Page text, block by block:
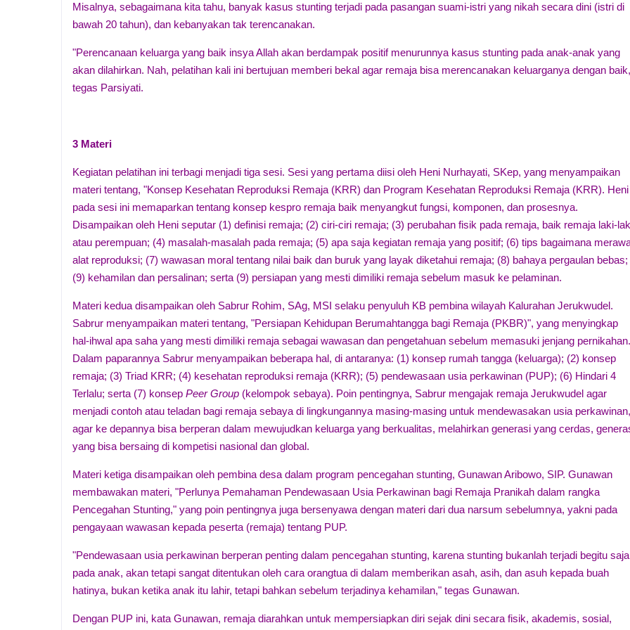
Misalnya, sebagaimana kita tahu, banyak kasus stunting terjadi pada pasangan suami-istri yang nikah secara dini (istri di
bawah 20 tahun), dan kebanyakan tak terencanakan.
"Perencanaan keluarga yang baik insya Allah akan berdampak positif menurunnya kasus stunting pada anak-anak yang
akan dilahirkan. Nah, pelatihan kali ini bertujuan memberi bekal agar remaja bisa merencanakan keluarganya dengan
tegas Parsiyati.
3 Materi
Kegiatan pelatihan ini terbagi menjadi tiga sesi. Sesi yang pertama diisi oleh Heni Nurhayati, SKep, yang menyampaikan
materi tentang, "Konsep Kesehatan Reproduksi Remaja (KRR) dan Program Kesehatan Reproduksi Remaja (KRR). Heni
pada sesi ini memaparkan tentang konsep kespro remaja baik menyangkut fungsi, komponen, dan prosesnya.
Disampaikan oleh Heni seputar (1) definisi remaja; (2) ciri-ciri remaja; (3) perubahan fisik pada remaja, baik remaja laki-
atau perempuan; (4) masalah-masalah pada remaja; (5) apa saja kegiatan remaja yang positif; (6) tips bagaimana
alat reproduksi; (7) wawasan moral tentang nilai baik dan buruk yang layak diketahui remaja; (8) bahaya pergaulan bebas;
(9) kehamilan dan persalinan; serta (9) persiapan yang mesti dimiliki remaja sebelum masuk ke pelaminan.
Materi kedua disampaikan oleh Sabrur Rohim, SAg, MSI selaku penyuluh KB pembina wilayah Kalurahan Jerukwudel.
Sabrur menyampaikan materi tentang, "Persiapan Kehidupan Berumahtangga bagi Remaja (PKBR)", yang menyingkap
hal-ihwal apa saha yang mesti dimiliki remaja sebagai wawasan dan pengetahuan sebelum memasuki jenjang pernikahan.
Dalam paparannya Sabrur menyampaikan beberapa hal, di antaranya: (1) konsep rumah tangga (keluarga); (2) konsep
remaja; (3) Triad KRR; (4) kesehatan reproduksi remaja (KRR); (5) pendewasaan usia perkawinan (PUP); (6) Hindari 4
Terlalu; serta (7) konsep Peer Group (kelompok sebaya). Poin pentingnya, Sabrur mengajak remaja Jerukwudel agar
menjadi contoh atau teladan bagi remaja sebaya di lingkungannya masing-masing untuk mendewasakan usia perkawinan,
agar ke depannya bisa berperan dalam mewujudkan keluarga yang berkualitas, melahirkan generasi yang cerdas,
yang bisa bersaing di kompetisi nasional dan global.
Materi ketiga disampaikan oleh pembina desa dalam program pencegahan stunting, Gunawan Aribowo, SIP. Gunawan
membawakan materi, "Perlunya Pemahaman Pendewasaan Usia Perkawinan bagi Remaja Pranikah dalam rangka
Pencegahan Stunting," yang poin pentingnya juga bersenyawa dengan materi dari dua narsum sebelumnya, yakni pada
pengayaan wawasan kepada peserta (remaja) tentang PUP.
"Pendewasaan usia perkawinan berperan penting dalam pencegahan stunting, karena stunting bukanlah terjadi begitu saja
pada anak, akan tetapi sangat ditentukan oleh cara orangtua di dalam memberikan asah, asih, dan asuh kepada buah
hatinya, bukan ketika anak itu lahir, tetapi bahkan sebelum terjadinya kehamilan," tegas Gunawan.
Dengan PUP ini, kata Gunawan, remaja diarahkan untuk mempersiapkan diri sejak dini secara fisik, akademis, sosial,